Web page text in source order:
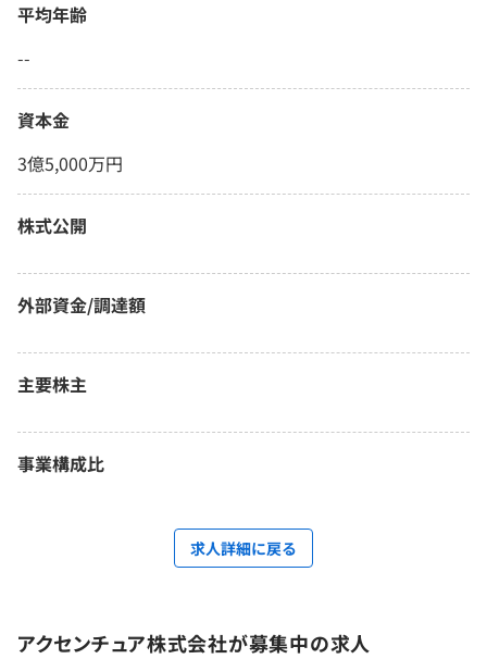
平均年齢
--
資本金
3億5,000万円
株式公開
外部資金/調達額
主要株主
事業構成比
求人詳細に戻る
アクセンチュア株式会社が募集中の求人